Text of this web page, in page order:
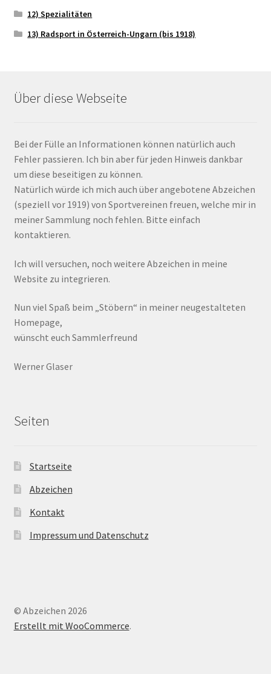
12) Spezialitäten
13) Radsport in Österreich-Ungarn (bis 1918)
Über diese Webseite
Bei der Fülle an Informationen können natürlich auch
Fehler passieren. Ich bin aber für jeden Hinweis dankbar
um diese beseitigen zu können.
Natürlich würde ich mich auch über angebotene Abzeichen
(speziell vor 1919) von Sportvereinen freuen, welche mir in
meiner Sammlung noch fehlen. Bitte einfach
kontaktieren.
Ich will versuchen, noch weitere Abzeichen in meine
Website zu integrieren.
Nun viel Spaß beim „Stöbern“ in meiner neugestalteten
Homepage,
wünscht euch Sammlerfreund
Werner Glaser
Seiten
Startseite
Abzeichen
Kontakt
Impressum und Datenschutz
© Abzeichen 2026
Erstellt mit WooCommerce.